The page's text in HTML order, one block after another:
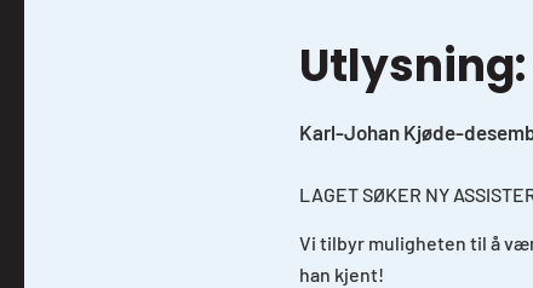
Karl-Johan Kjøde-
LAGET SØKER NY
Vi tilbyr muligheten til å
han kjent!